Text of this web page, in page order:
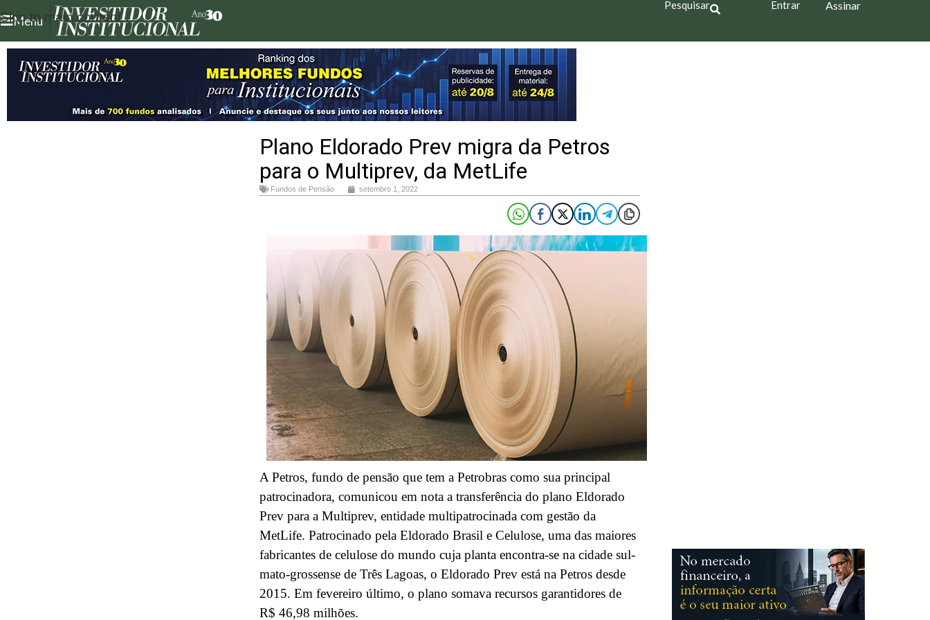
Skip to main content
Menu
Pesquisar Entrar Assinar
Plano Eldorado Prev migra da Petros
para o Multiprev, da MetLife
Fundos de Pensão setembro 1, 2022
A Petros, fundo de pensão que tem a Petrobras como sua principal
patrocinadora, comunicou em nota a transferência do plano Eldorado
Prev para a Multiprev, entidade multipatrocinada com gestão da
MetLife. Patrocinado pela Eldorado Brasil e Celulose, uma das maiores
fabricantes de celulose do mundo cuja planta encontra-se na cidade sul-
mato-grossense de Três Lagoas, o Eldorado Prev está na Petros desde
2015. Em fevereiro último, o plano somava recursos garantidores de
R$ 46,98 milhões.